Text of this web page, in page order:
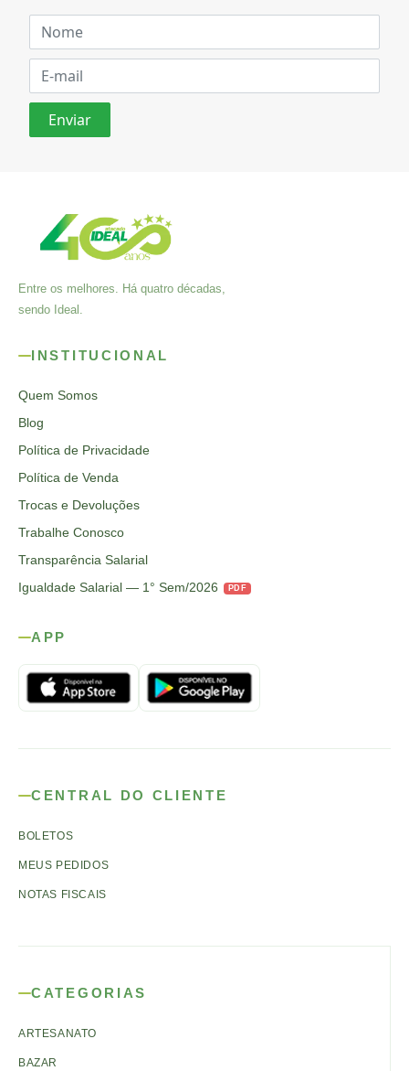
Entre os melhores. Há quatro décadas,
sendo Ideal.
INSTITUCIONAL
Quem Somos
Blog
Política de Privacidade
Política de Venda
Trocas e Devoluções
Trabalhe Conosco
Transparência Salarial
Igualdade Salarial — 1° Sem/2026
PDF
APP
CENTRAL DO CLIENTE
BOLETOS
MEUS PEDIDOS
NOTAS FISCAIS
CATEGORIAS
ARTESANATO
BAZAR